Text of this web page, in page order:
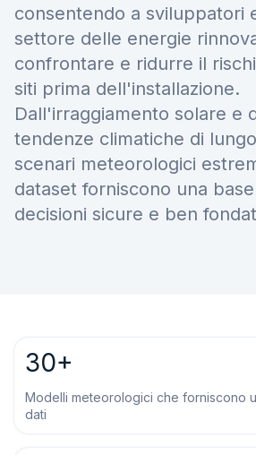
consentendo a sviluppatori
settore delle energie
confrontare e ridurre il
siti prima dell'installazione.
Dall'irraggiamento solare e
tendenze climatiche di
scenari meteorologici
dataset forniscono una
decisioni sicure e ben
30+
Modelli meteorologici che forniscono
dati